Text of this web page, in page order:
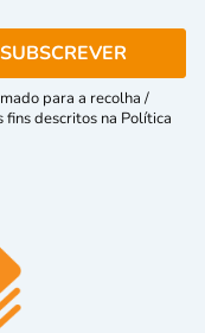
para a recolha /
descritos na Política